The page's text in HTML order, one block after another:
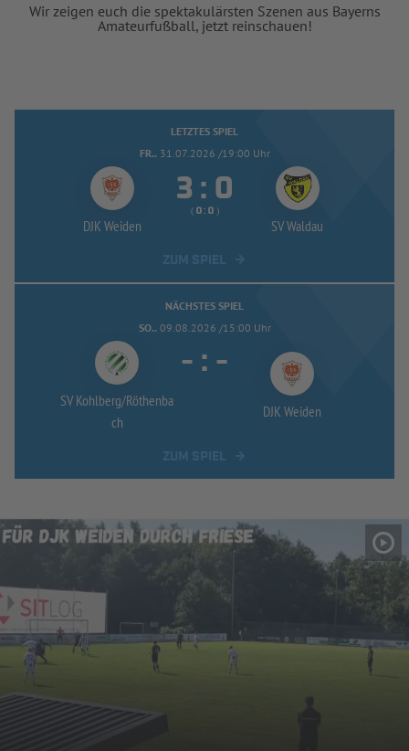
Wir zeigen euch die spektakulärsten Szenen aus Bayerns
Amateurfußball, jetzt reinschauen!
LETZTES SPIEL
FR.. 31.07.2026 /19:00 Uhr
DJK Weiden
 : 
( :  )
SV Waldau
NÄCHSTES SPIEL
SO.. 09.08.2026 /15:00 Uhr
SV Kohlberg/Röthenba
ch
- : -
DJK Weiden